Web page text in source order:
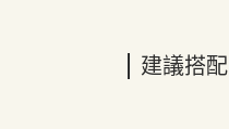
建議搭配